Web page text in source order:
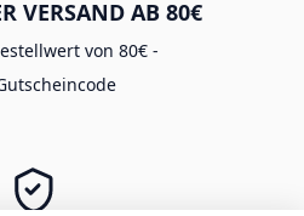
VERSAND AB 80€
von 80€ -